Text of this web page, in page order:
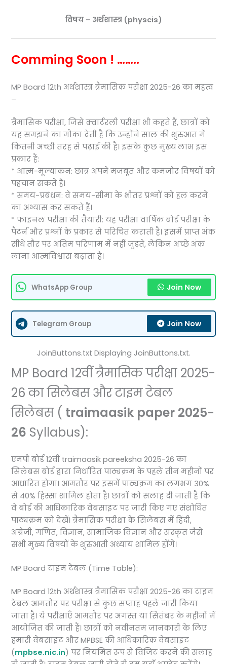
विषय – अर्थशास्त्र (physcis)
Comming Soon ! ……..
MP Board 12th अर्थशास्त्र त्रैमासिक परीक्षा 2025-26 का महत्व
–
त्रैमासिक परीक्षा, जिसे क्वार्टरली परीक्षा भी कहते हैं, छात्रों को
यह समझने का मौका देती है कि उन्होंने साल की शुरुआत में
कितनी अच्छी तरह से पढ़ाई की है। इसके कुछ मुख्य लाभ इस
प्रकार हैं:
* आत्म-मूल्यांकन: छात्र अपने मजबूत और कमजोर विषयों को
पहचान सकते हैं।
* समय-प्रबंधन: वे समय-सीमा के भीतर प्रश्नों को हल करने
का अभ्यास कर सकते हैं।
* फाइनल परीक्षा की तैयारी: यह परीक्षा वार्षिक बोर्ड परीक्षा के
पैटर्न और प्रश्नों के प्रकार से परिचित कराती है। इसमें प्राप्त अंक
सीधे तौर पर अंतिम परिणाम में नहीं जुड़ते, लेकिन अच्छे अंक
लाना आत्मविश्वास बढ़ाता है।
WhatsApp Group Join Now
Telegram Group Join Now
JoinButtons.txt Displaying JoinButtons.txt.
MP Board 12वीं त्रैमासिक परीक्षा 2025-
26 का सिलेबस और टाइम टेबल
सिलेबस ( traimaasik paper 2025-
26 Syllabus):
एमपी बोर्ड 12वीं traimaasik pareeksha 2025-26 का
सिलेबस बोर्ड द्वारा निर्धारित पाठ्यक्रम के पहले तीन महीनों पर
आधारित होगा। आमतौर पर इसमें पाठ्यक्रम का लगभग 30%
से 40% हिस्सा शामिल होता है। छात्रों को सलाह दी जाती है कि
वे बोर्ड की आधिकारिक वेबसाइट पर जारी किए गए संशोधित
पाठ्यक्रम को देखें। त्रैमासिक परीक्षा के सिलेबस में हिंदी,
अंग्रेजी, गणित, विज्ञान, सामाजिक विज्ञान और संस्कृत जैसे
सभी मुख्य विषयों के शुरुआती अध्याय शामिल होंगे।
MP Board टाइम टेबल (Time Table):
MP Board 12th अर्थशास्त्र त्रैमासिक परीक्षा 2025-26 का टाइम
टेबल आमतौर पर परीक्षा से कुछ सप्ताह पहले जारी किया
जाता है। ये परीक्षाएँ आमतौर पर अगस्त या सितंबर के महीनों में
आयोजित की जाती हैं। छात्रों को नवीनतम जानकारी के लिए
हमारी वेबसाइट और MPBSE की आधिकारिक वेबसाइट
(mpbse.nic.in) पर नियमित रूप से विजिट करने की सलाह